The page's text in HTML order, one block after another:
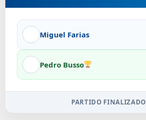
Miguel Farias
Pedro Busso
PARTIDO FINALIZADO